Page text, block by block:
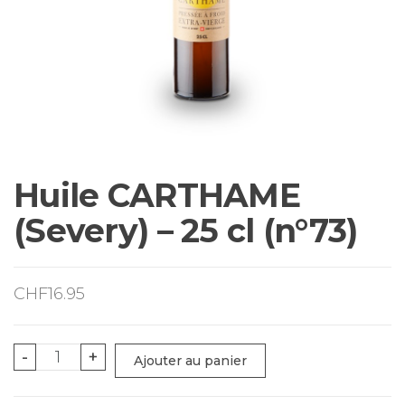
Huile CARTHAME
(Severy) – 25 cl (n°73)
CHF16.95
-
quantité
+ Ajouter au panier